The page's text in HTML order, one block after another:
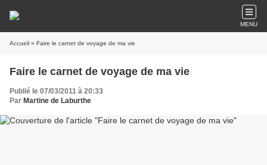
MENU
Accueil » Faire le carnet de voyage de ma vie
Faire le carnet de voyage de ma vie
Publié le 07/03/2011 à 20:33
Par Martine de Laburthe